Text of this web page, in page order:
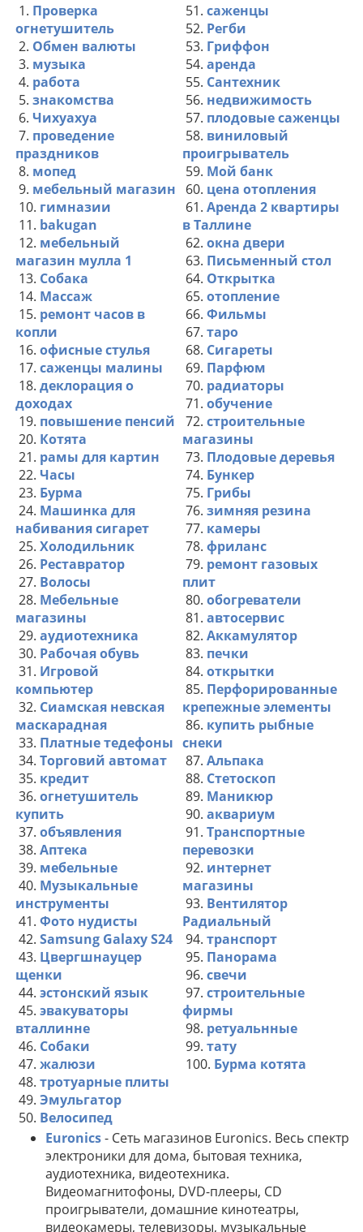
1. Проверка
огнетушитель
2. Обмен валюты
3. музыка
4. работа
5. знакомства
6. Чихуахуа
7. проведение
праздников
8. мопед
9. мебельный магазин
10. гимназии
11. bakugan
12. мебельный
магазин мулла 1
13. Собака
14. Массаж
15. ремонт часов в
копли
16. офисные стулья
17. саженцы малины
18. деклорация о
доходах
19. повышение пенсий
20. Котята
21. рамы для картин
22. Часы
23. Бурма
24. Машинка для
набивания сигарет
25. Холодильник
26. Реставратор
27. Волосы
28. Мебельные
магазины
29. аудиотехника
30. Рабочая обувь
31. Игровой
компьютер
32. Сиамская невская
маскарадная
33. Платные тедефоны
34. Торговий автомат
35. кредит
36. огнетушитель
купить
37. объявления
38. Аптека
39. мебельные
40. Музыкальные
инструменты
41. Фото нудисты
42. Samsung Galaxy S24
43. Цвергшнауцер
щенки
44. эстонский язык
45. эвакуваторы
вталлинне
46. Собаки
47. жалюзи
48. тротуарные плиты
49. Эмульгатор
50. Велосипед
51. саженцы
52. Регби
53. Гриффон
54. аренда
55. Сантехник
56. недвижимость
57. плодовые саженцы
58. виниловый
проигрыватель
59. Мой банк
60. цена отопления
61. Аренда 2 квартиры
в Таллине
62. окна двери
63. Письменный стол
64. Открытка
65. отопление
66. Фильмы
67. таро
68. Сигареты
69. Парфюм
70. радиаторы
71. обучение
72. строительные
магазины
73. Плодовые деревья
74. Бункер
75. Грибы
76. зимняя резина
77. камеры
78. фриланс
79. ремонт газовых
плит
80. обогреватели
81. автосервис
82. Аккамулятор
83. печки
84. открытки
85. Перфорированные
крепежные элементы
86. купить рыбные
снеки
87. Альпака
88. Стетоскоп
89. Маникюр
90. аквариум
91. Транспортные
перевозки
92. интернет
магазины
93. Вентилятор
Радиальный
94. транспорт
95. Панорама
96. свечи
97. строительные
фирмы
98. ретуальнные
99. тату
100. Бурма котята
Euronics- Сеть магазинов Euronics. Весь спектр
электроники для дома, бытовая техника,
аудиотехника, видеотехника.
Видеомагнитофоны, DVD-плееры, CD
проигрыватели, домашние кинотеатры,
видеокамеры, телевизоры, музыкальные